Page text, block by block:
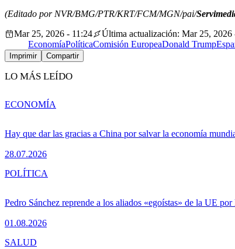
(Editado por NVR/BMG/PTR/KRT/FCM/MGN/pai/
Mar 25, 2026 - 11:24
Última actualización: Mar 25, 2026
EconomíaPolíticaComisión EuropeaDonald Trump
Imprimir Compartir
LO MÁS LEÍDO
Hay que dar las gracias a China por salvar la economía
28.07.2026
ECONOMÍA
Pedro Sánchez reprende a los aliados «egoístas» de la UE
01.08.2026
POLÍTICA
SALUD